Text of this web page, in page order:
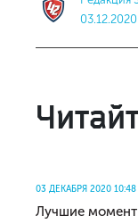
03.12.2020
03 ДЕКАБРЯ 2020 10:48
Лучшие